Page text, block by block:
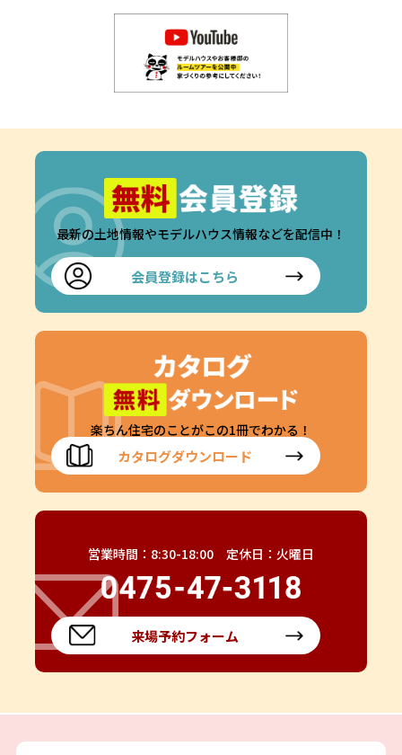
最新の土地情報やモデルハウス情報などを配信中！
会員登録はこちら
楽ちん住宅のことがこの1冊でわかる！
カタログダウンロード
営業時間：8:30-18:00 定休日：火曜日
来場予約フォーム